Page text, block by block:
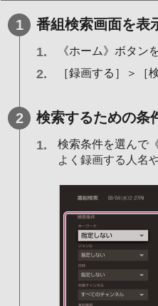
番組検索画面を表
《ホーム》ボタン
［録画する］＞［
検索するための条
検索条件を選んで
よく録画する人名